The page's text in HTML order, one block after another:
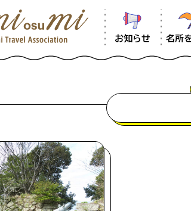
お知らせ 名所